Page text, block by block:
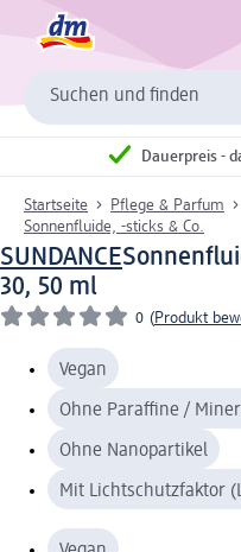
Suchen und finden
Dauerpreis -
Startseite Pflege & Parfum
Sonnenfluide, -sticks & Co.
SUNDANCE
30, 50 ml
0 (Produkt
Vegan
Ohne Paraffine /
Ohne Nanopartikel
Mit Lichtschutzfaktor